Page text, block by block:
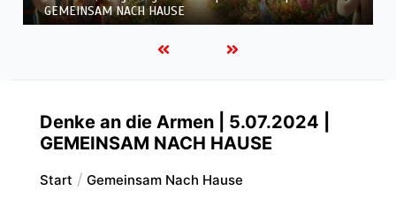
GEMEINSAM NACH HAUSE
Denke an die Armen | 5.07.2024 |
GEMEINSAM NACH HAUSE
Start Gemeinsam Nach Hause